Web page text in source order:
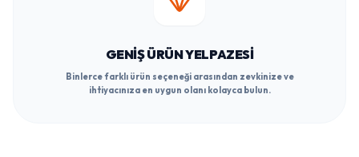
GENIŞ ÜRÜN YELPAZESI
Binlerce farklı ürün seçeneği arasından zevkinize ve
ihtiyacınıza en uygun olanı kolayca bulun.